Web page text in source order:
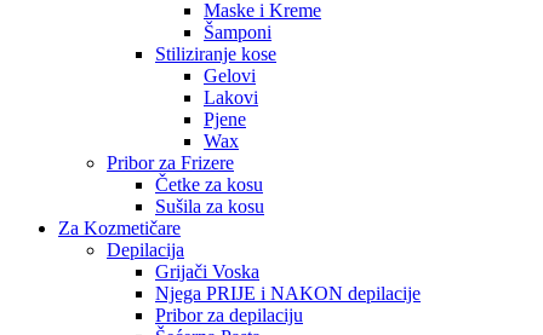
Maske i Kreme
Šamponi
Stiliziranje kose
Gelovi
Lakovi
Pjene
Wax
Pribor za Frizere
Četke za kosu
Sušila za kosu
Za Kozmetičare
Depilacija
Grijači Voska
Njega PRIJE i NAKON depilacije
Pribor za depilaciju